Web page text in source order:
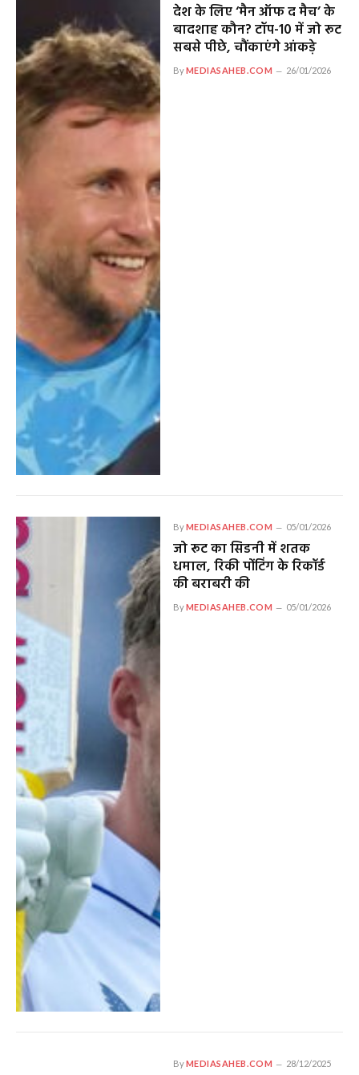
देश के लिए ‘मैन ऑफ द मैच’ के
बादशाह कौन? टॉप-10 में जो रूट
सबसे पीछे, चौंकाएंगे आंकड़े
ByMEDIASAHEB.COM 26/01/2026
ByMEDIASAHEB.COM 05/01/2026
जो रूट का सिडनी में शतक
धमाल, रिकी पोंटिंग के रिकॉर्ड
की बराबरी की
ByMEDIASAHEB.COM 05/01/2026
ByMEDIASAHEB.COM 28/12/2025